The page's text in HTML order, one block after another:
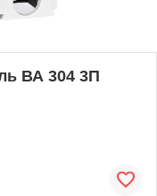
ВА 304 3П